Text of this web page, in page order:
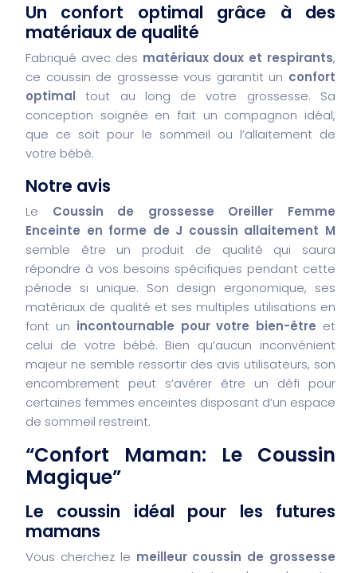
Un confort optimal grâce à des
matériaux de qualité
Fabriqué avec des matériaux doux et respirants,
ce coussin de grossesse vous garantit un confort
optimal tout au long de votre grossesse. Sa
conception soignée en fait un compagnon idéal,
que ce soit pour le sommeil ou l’allaitement de
votre bébé.
Notre avis
Le Coussin de grossesse Oreiller Femme
Enceinte en forme de J coussin allaitement M
semble être un produit de qualité qui saura
répondre à vos besoins spécifiques pendant cette
période si unique. Son design ergonomique, ses
matériaux de qualité et ses multiples utilisations en
font un incontournable pour votre bien-être et
celui de votre bébé. Bien qu’aucun inconvénient
majeur ne semble ressortir des avis utilisateurs, son
encombrement peut s’avérer être un défi pour
certaines femmes enceintes disposant d’un espace
de sommeil restreint.
“Confort Maman: Le Coussin
Magique”
Le coussin idéal pour les futures
mamans
Vous cherchez le meilleur coussin de grossesse